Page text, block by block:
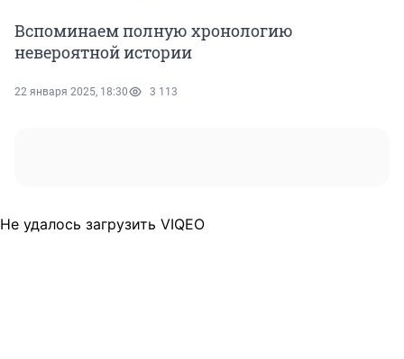
Вспоминаем полную хронологию
невероятной истории
22 января 2025, 18:30 3 113
Не удалось загрузить VIQEO